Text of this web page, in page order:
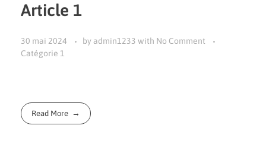
Article 1
30 mai 2024 by admin1233 with No Comment
Catégorie 1
Read More